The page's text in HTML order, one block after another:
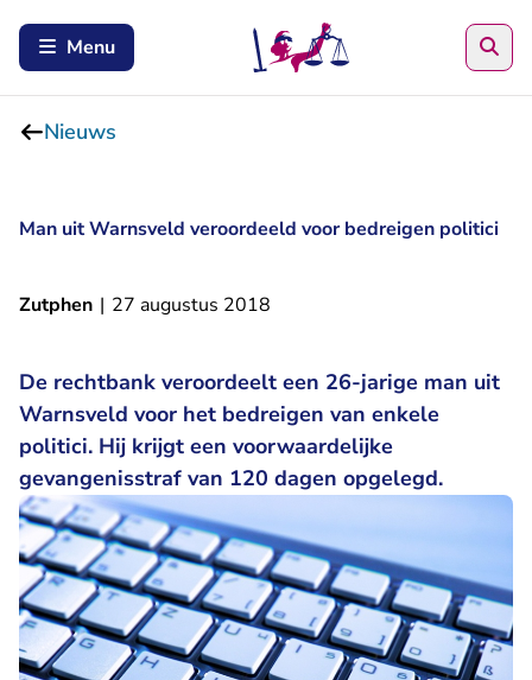
Menu
Nieuws
Man uit Warnsveld veroordeeld voor bedreigen politici
Zutphen | 27 augustus 2018
De rechtbank veroordeelt een 26-jarige man uit
Warnsveld voor het bedreigen van enkele
politici. Hij krijgt een voorwaardelijke
gevangenisstraf van 120 dagen opgelegd.